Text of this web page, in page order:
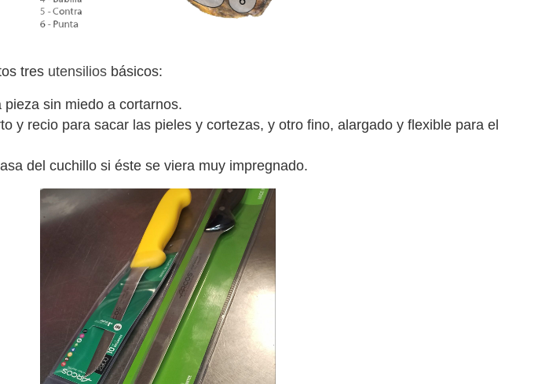
tres utensilios básicos:
sin miedo a cortarnos.
y recio para sacar las pieles y cortezas, y otro fino, alargado y flexible para el
del cuchillo si éste se viera muy impregnado.